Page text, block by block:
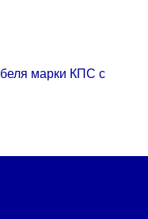
марки КПС с